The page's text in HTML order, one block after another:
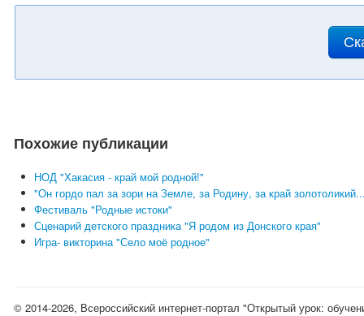
Похожие публикации
НОД "Хакасия - край мой родной!"
"Он гордо пал за зори на Земле, за Родину, за край
Фестиваль "Родные истоки"
Сценарий детского праздника "Я родом из Донского края"
Игра- викторина "Село моё родное"
© 2014-2026, Всероссийский интернет-портал "Открытый урок: